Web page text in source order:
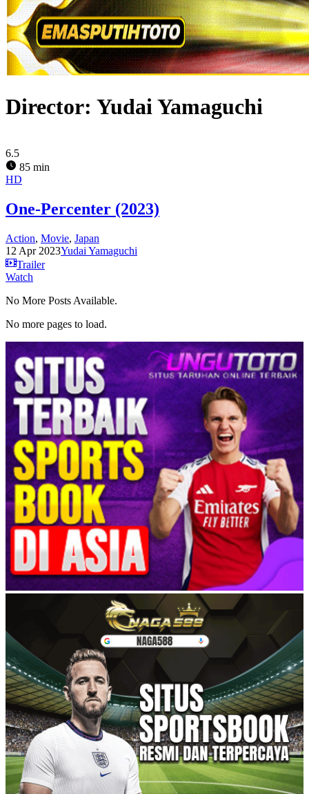
Director: Yudai Yamaguchi
6.5
85 min
HD
One-Percenter (2023)
Action, Movie, Japan
12 Apr 2023Yudai Yamaguchi
Trailer
Watch
No More Posts Available.
No more pages to load.